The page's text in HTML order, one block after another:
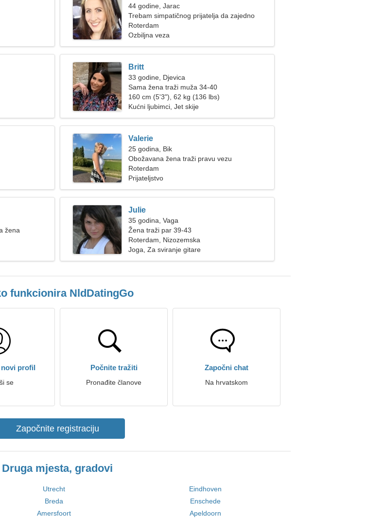
44 godine, Jarac
Trebam simpatičnog prijatelja da zajedno
plešemo
Roterdam
Ozbiljna veza
Britt
33 godine, Djevica
Sama žena traži muža 34-40
160 cm (5'3"), 62 kg (136 lbs)
Kućni ljubimci, Jet skije
Valerie
25 godina, Bik
Obožavana žena traži pravu vezu
Roterdam
Prijateljstvo
žena
Julie
35 godina, Vaga
Žena traži par 39-43
Roterdam, Nizozemska
Joga, Za sviranje gitare
funkcionira NldDatingGo
novi profil
se
Počnite tražiti
Pronađite članove
Započni chat
Na hrvatskom
Započnite registraciju
Druga mjesta, gradovi
Utrecht
Eindhoven
Breda
Enschede
Amersfoort Apeldoorn